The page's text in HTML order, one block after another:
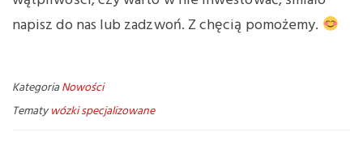
napisz do nas lub zadzwoń. Z chęcią pomożemy.
KategoriaNowości
Tematywózki specjalizowane